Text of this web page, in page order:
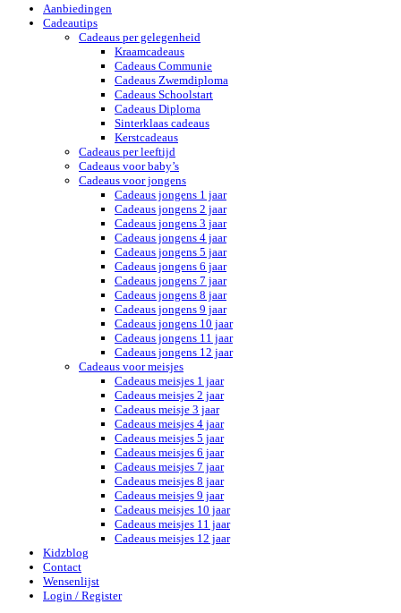
Aanbiedingen
Cadeautips
Cadeaus per gelegenheid
Kraamcadeaus
Cadeaus Communie
Cadeaus Zwemdiploma
Cadeaus Schoolstart
Cadeaus Diploma
Sinterklaas cadeaus
Kerstcadeaus
Cadeaus per leeftijd
Cadeaus voor baby’s
Cadeaus voor jongens
Cadeaus jongens 1 jaar
Cadeaus jongens 2 jaar
Cadeaus jongens 3 jaar
Cadeaus jongens 4 jaar
Cadeaus jongens 5 jaar
Cadeaus jongens 6 jaar
Cadeaus jongens 7 jaar
Cadeaus jongens 8 jaar
Cadeaus jongens 9 jaar
Cadeaus jongens 10 jaar
Cadeaus jongens 11 jaar
Cadeaus jongens 12 jaar
Cadeaus voor meisjes
Cadeaus meisjes 1 jaar
Cadeaus meisjes 2 jaar
Cadeaus meisje 3 jaar
Cadeaus meisjes 4 jaar
Cadeaus meisjes 5 jaar
Cadeaus meisjes 6 jaar
Cadeaus meisjes 7 jaar
Cadeaus meisjes 8 jaar
Cadeaus meisjes 9 jaar
Cadeaus meisjes 10 jaar
Cadeaus meisjes 11 jaar
Cadeaus meisjes 12 jaar
Kidzblog
Contact
Wensenlijst
Login / Register